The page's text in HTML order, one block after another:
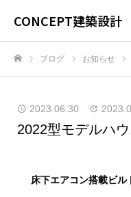
CONCEPT建築設計
ブログ お知らせ
2023.06.30
2022型モデルハ
床下エアコン搭載ビル